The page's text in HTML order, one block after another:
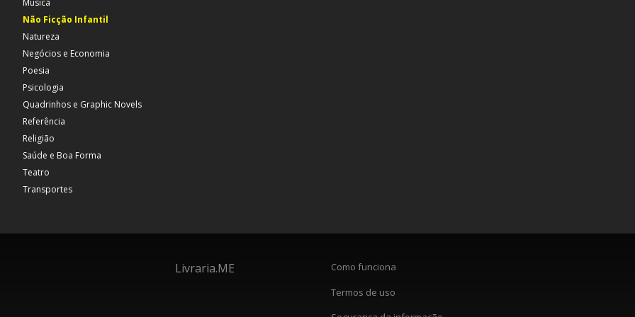
Música
Não Ficção Infantil
Natureza
Negócios e Economia
Poesia
Psicologia
Quadrinhos e Graphic Novels
Referência
Religião
Saúde e Boa Forma
Teatro
Transportes
Livraria.ME
Como funciona
Termos de uso